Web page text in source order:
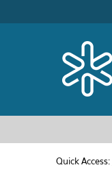
Quick Access: